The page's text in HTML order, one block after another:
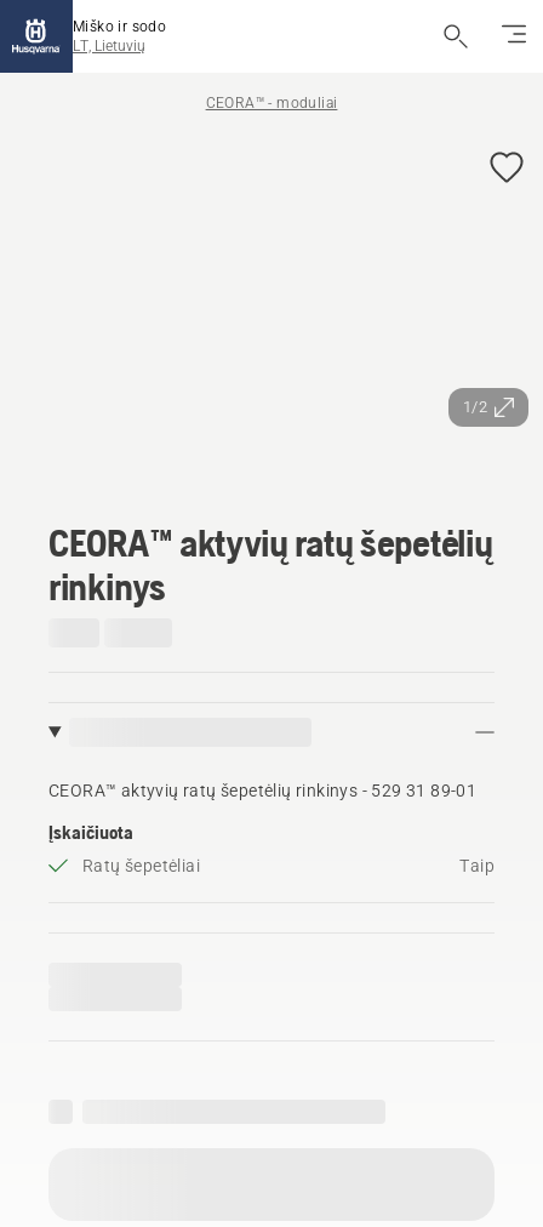
Miško ir sodo
LT, Lietuvių
CEORA™ - moduliai
1/2
CEORA™ aktyvių ratų šepetėlių
rinkinys
CEORA™ aktyvių ratų šepetėlių rinkinys - 529 31 89‑01
Įskaičiuota
Ratų šepetėliai Taip